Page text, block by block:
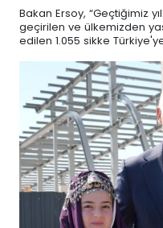
Bakan Ersoy, “Geçtiğimiz
geçirilen ve ülkemizden
edilen 1.055 sikke